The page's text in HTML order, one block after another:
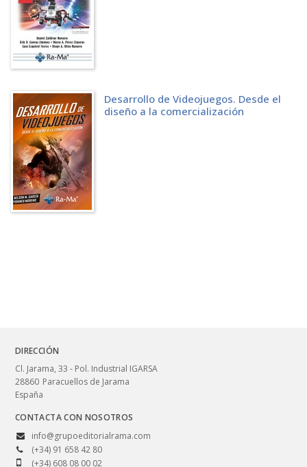
Desarrollo de Videojuegos. Desde el
diseño a la comercialización
DIRECCIÓN
Cl. Jarama, 33 - Pol. Industrial IGARSA
28860 Paracuellos de Jarama
España
CONTACTA CON NOSOTROS
info@grupoeditorialrama.com
(+34) 91 658 42 80
(+34) 608 08 00 02